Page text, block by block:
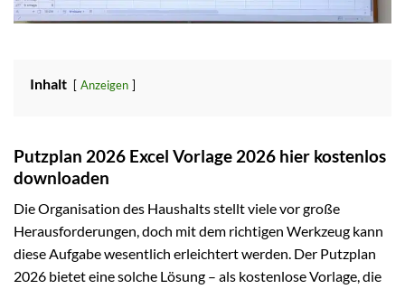
Inhalt Anzeigen
Putzplan 2026 Excel Vorlage 2026 hier kostenlos
downloaden
Die Organisation des Haushalts stellt viele vor große
Herausforderungen, doch mit dem richtigen Werkzeug kann
diese Aufgabe wesentlich erleichtert werden. Der Putzplan
2026 bietet eine solche Lösung – als kostenlose Vorlage, die